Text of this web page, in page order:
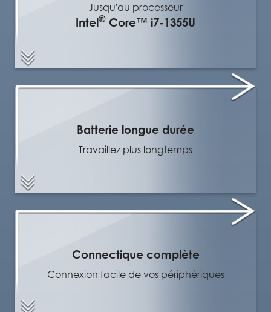
Jusqu'au processeur
Intel® Core™ i7-1355U
Batterie longue durée
Travaillez plus longtemps
Connectique complète
Connexion facile de vos périphériques